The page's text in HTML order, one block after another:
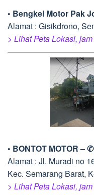
• Bengkel Motor Pak
Alamat : Gisikdrono,
> Lihat Peta Lokasi,
• BONTOT MOTOR – ✆
Alamat : Jl. Muradi no
Kec. Semarang Barat,
> Lihat Peta Lokasi,